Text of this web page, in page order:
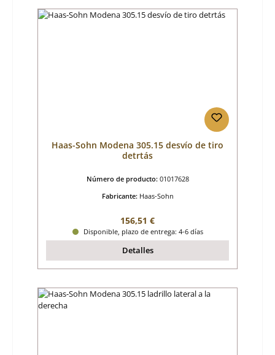
Haas-Sohn Modena 305.15 desvío de tiro
detrtás
Número de producto: 01017628
Fabricante: Haas-Sohn
Precio normal:
156,51 €
Disponible, plazo de entrega: 4-6 días
Detalles